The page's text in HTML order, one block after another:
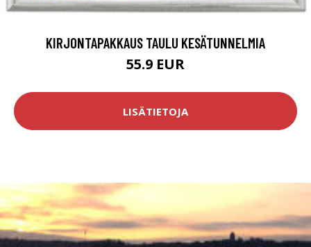
KIRJONTAPAKKAUS TAULU KESÄTUNNELMIA
55.9 EUR
LISÄTIETOJA